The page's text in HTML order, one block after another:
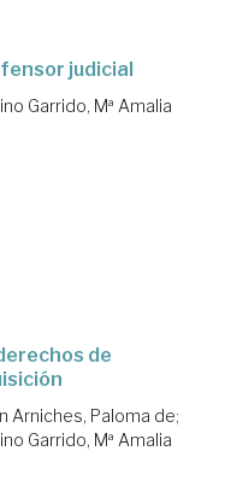
judicial
Garrido, Mª Amalia
de
Arniches, Paloma de;
Garrido, Mª Amalia